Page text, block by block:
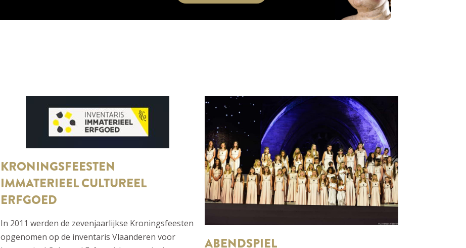
KRONINGSFEESTEN
IMMATERIEEL CULTUREEL
ERFGOED
In 2011 werden de zevenjaarlijkse Kroningsfeesten
opgenomen op de inventaris Vlaanderen voor
ABENDSPIEL